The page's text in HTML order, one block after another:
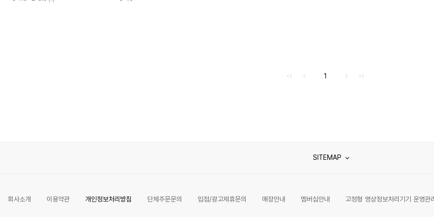
이전으로
1다음으로
SITEMAP
회사소개 이용약관 개인정보처리방침 단체주문문의 입점/광고제휴문의 매장안내 멤버십안내 고정형 영상정보처리기기 운영관